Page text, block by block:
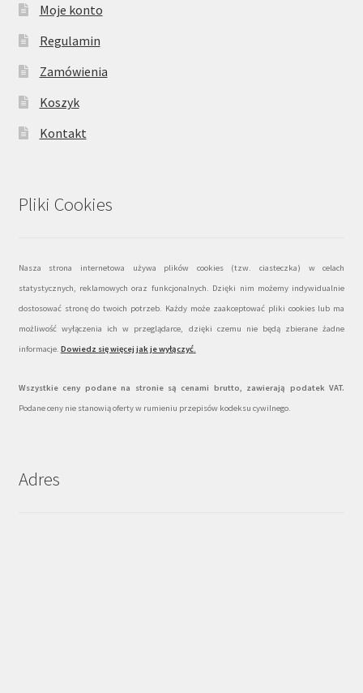
Moje konto
Regulamin
Zamówienia
Koszyk
Kontakt
Pliki Cookies
Nasza strona internetowa używa plików cookies (tzw. ciasteczka) w celach
statystycznych, reklamowych oraz funkcjonalnych. Dzięki nim możemy indywidualnie
dostosować stronę do twoich potrzeb. Każdy może zaakceptować pliki cookies lub ma
możliwość wyłączenia ich w przeglądarce, dzięki czemu nie będą zbierane żadne
informacje. Dowiedz się więcej jak je wyłączyć.
Wszystkie ceny podane na stronie są cenami brutto, zawierają podatek VAT.
Podane ceny nie stanowią oferty w rumieniu przepisów kodeksu cywilnego.
Adres